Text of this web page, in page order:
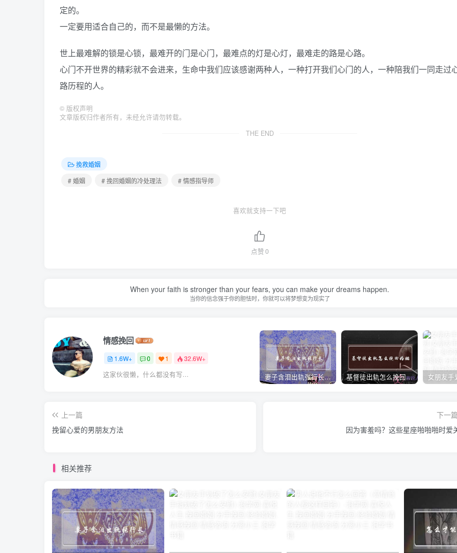
定的。
一定要用适合自己的，而不是最懒的方法。
世上最难解的锁是心锁，最难开的门是心门，最难点的灯是心灯，最难走的路是心路。
心门不开世界的精彩就不会进来，生命中我们应该感谢两种人，一种打开我们心门的人，一种陪我们一同走过
路历程的人。
© 版权声明
文章版权归作者所有，未经允许请勿转载。
THE END
挽救婚姻
# 婚姻
# 挽回婚姻的冷处理法 # 情感指导师
喜欢就支持一下吧
点赞0
When your faith is stronger than your fears, you can make your dreams happen.
当你的信念强于你的胆怯时，你就可以将梦想变为现实了
情感挽回
1.6W+ 0 1 32.6W+
这家伙很懒，什么都没有写... 妻子含泪出轨张行长 她说全都是因为家中 基督徒出轨怎么挽回婚姻(基督徒面对出轨婚姻)
上一篇
挽留心爱的男朋友方法
下一
因为害羞吗？这些星座啪啪啪时爱
相关推荐